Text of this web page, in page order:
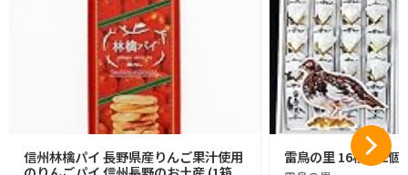
信州林檎パイ 長野県産りんご果汁使用
雷鳥の里 16枚入 2個